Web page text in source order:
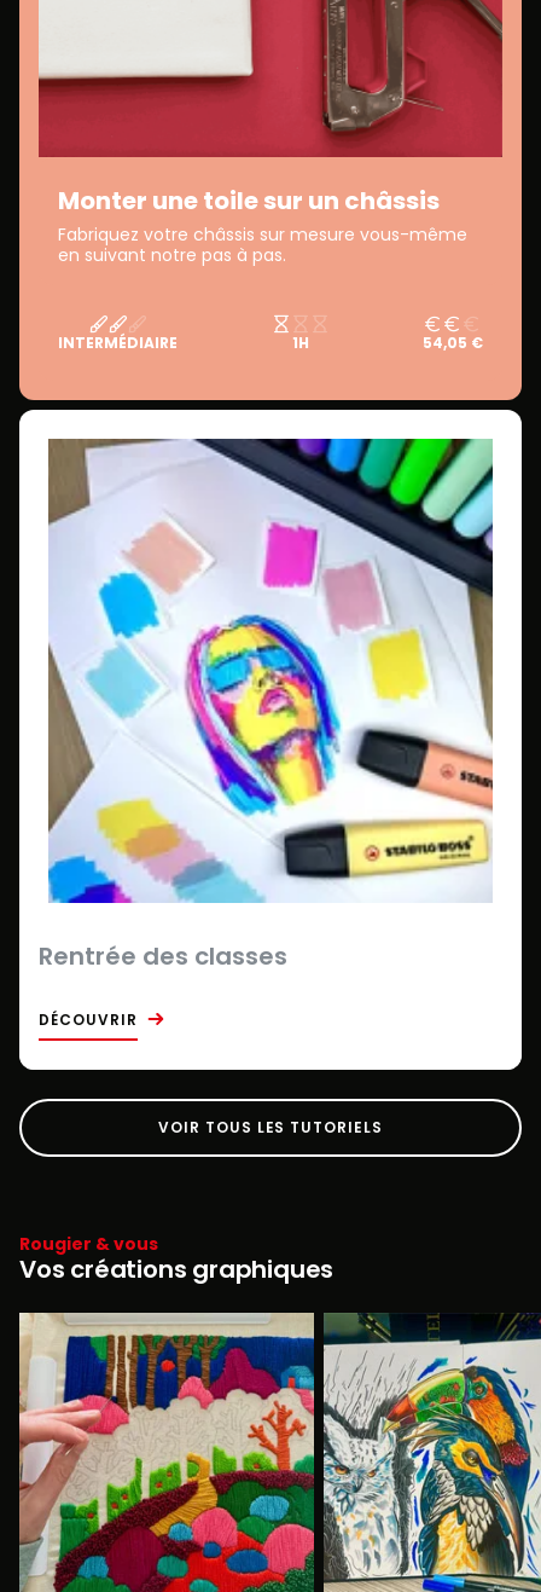
Monter une toile sur un châssis
Fabriquez votre châssis sur mesure vous-même
en suivant notre pas à pas.
INTERMÉDIAIRE 1H 54,05 €
Rentrée des classes
DÉCOUVRIR
VOIR TOUS LES TUTORIELS
Rougier & vous
Vos créations graphiques